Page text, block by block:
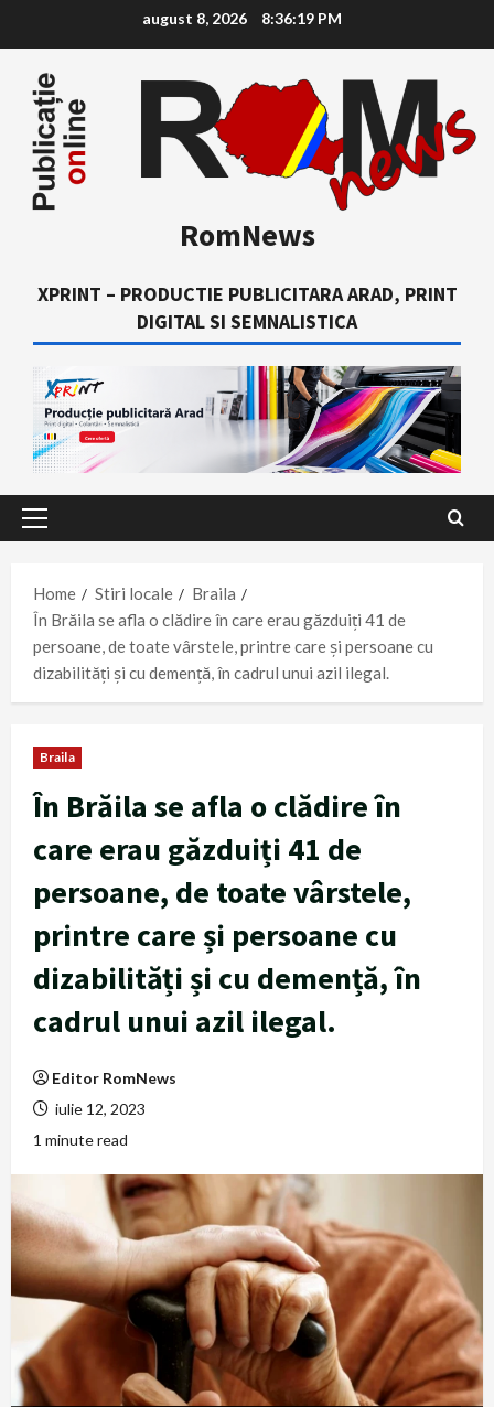
content
august 8, 2026 8:36:20 PM
RomNews
XPRINT – PRODUCTIE PUBLICITARA ARAD, PRINT
DIGITAL SI SEMNALISTICA
Primary
Home
Stiri locale
Braila
În Brăila se afla o clădire în care erau găzduiți 41 de
persoane, de toate vârstele, printre care și persoane cu
dizabilități și cu demență, în cadrul unui azil ilegal.
Braila
În Brăila se afla o clădire în
care erau găzduiți 41 de
persoane, de toate vârstele,
printre care și persoane cu
dizabilități și cu demență, în
cadrul unui azil ilegal.
Editor RomNews
iulie 12, 2023
1 minute read